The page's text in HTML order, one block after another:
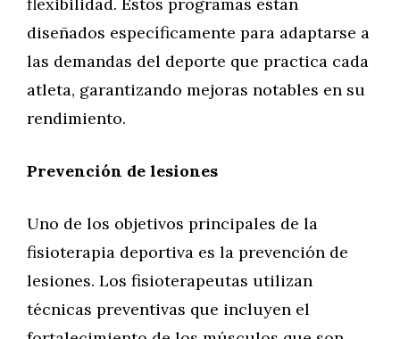
diseñados específicamente para adaptarse a
las demandas del deporte que practica cada
atleta, garantizando mejoras notables en su
rendimiento.
Prevención de lesiones
Uno de los objetivos principales de la
fisioterapia deportiva es la prevención de
lesiones. Los fisioterapeutas utilizan
técnicas preventivas que incluyen el